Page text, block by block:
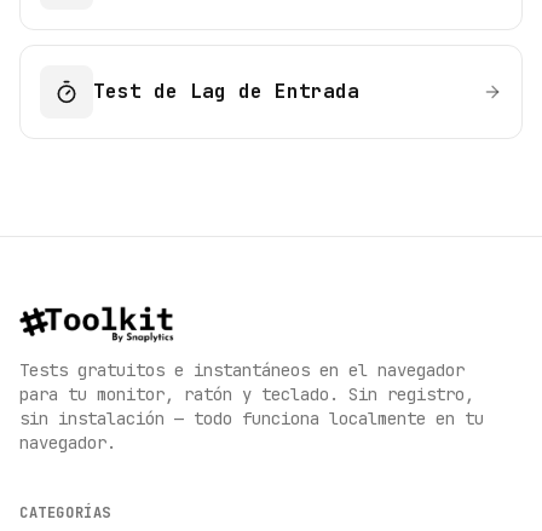
Test de Lag de Entrada
Tests gratuitos e instantáneos en el navegador
para tu monitor, ratón y teclado. Sin registro,
sin instalación — todo funciona localmente en tu
navegador.
CATEGORÍAS